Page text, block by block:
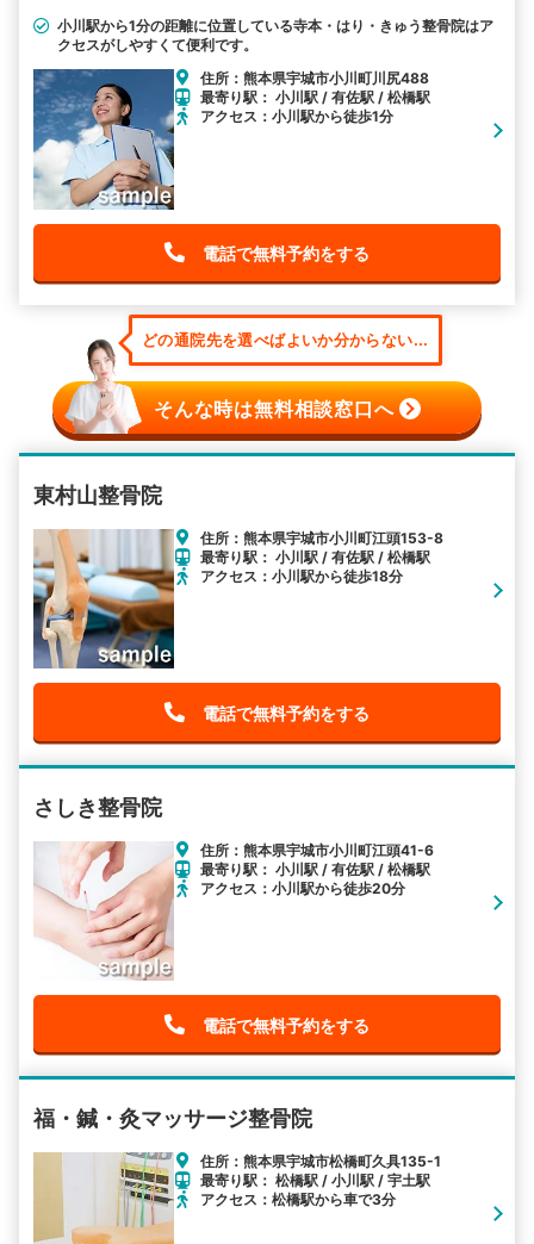
小川駅から1分の距離に位置している寺本・はり・きゅう整骨院はア
クセスがしやすくて便利です。
住所：熊本県宇城市小川町川尻488
最寄り駅： 小川駅 / 有佐駅 / 松橋駅
アクセス：小川駅から徒歩1分
電話で無料予約をする
どの通院先を選べばよいか分からない...
そんな時は無料相談窓口へ
東村山整骨院
住所：熊本県宇城市小川町江頭153-8
最寄り駅： 小川駅 / 有佐駅 / 松橋駅
アクセス：小川駅から徒歩18分
電話で無料予約をする
さしき整骨院
住所：熊本県宇城市小川町江頭41-6
最寄り駅： 小川駅 / 有佐駅 / 松橋駅
アクセス：小川駅から徒歩20分
電話で無料予約をする
福・鍼・灸マッサージ整骨院
住所：熊本県宇城市松橋町久具135-1
最寄り駅： 松橋駅 / 小川駅 / 宇土駅
アクセス：松橋駅から車で3分